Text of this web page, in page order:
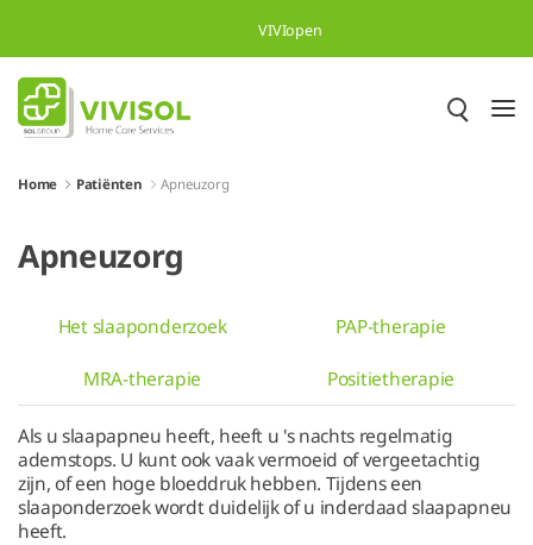
Overslaan en naar hoofdinhoud gaan
VIVIopen
Home Patiënten Apneuzorg
Apneuzorg
Het slaaponderzoek
PAP-therapie
MRA-therapie
Positietherapie
Als u slaapapneu heeft, heeft u 's nachts regelmatig
ademstops. U kunt ook vaak vermoeid of vergeetachtig
zijn, of een hoge bloeddruk hebben. Tijdens een
slaaponderzoek wordt duidelijk of u inderdaad slaapapneu
heeft.